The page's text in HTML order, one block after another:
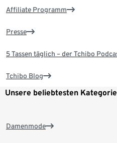
Affiliate Programm
Presse
5 Tassen täglich – der Tchibo
Tchibo Blog
Unsere beliebtesten
Damenmode